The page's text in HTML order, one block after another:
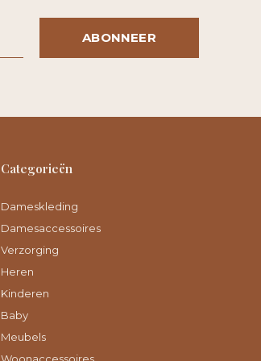
ABONNEER
Categorieën
Dameskleding
Damesaccessoires
Verzorging
Heren
Kinderen
Baby
Meubels
Woonaccessoires